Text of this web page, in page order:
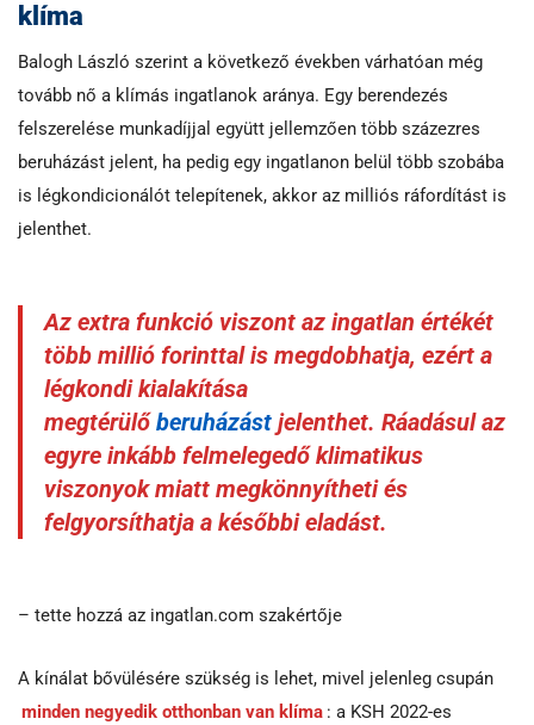
klíma
Balogh László szerint a következő években várhatóan még
tovább nő a klímás ingatlanok aránya. Egy berendezés
felszerelése munkadíjjal együtt jellemzően több százezres
beruházást jelent, ha pedig egy ingatlanon belül több szobába
is légkondicionálót telepítenek, akkor az milliós ráfordítást is
jelenthet.
Az extra funkció viszont az ingatlan értékét
több millió forinttal is megdobhatja, ezért a
légkondi kialakítása
megtérülőberuházást jelenthet. Ráadásul az
egyre inkább felmelegedő klimatikus
viszonyok miatt megkönnyítheti és
felgyorsíthatja a későbbi eladást.
– tette hozzá az ingatlan.com szakértője
A kínálat bővülésére szükség is lehet, mivel jelenleg csupán
minden negyedik otthonban van klíma : a KSH 2022-es